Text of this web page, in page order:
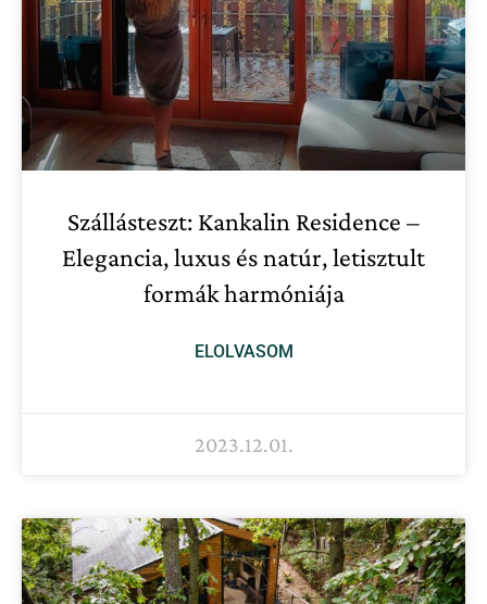
Szállásteszt: Kankalin Residence –
Elegancia, luxus és natúr, letisztult
formák harmóniája
ELOLVASOM
2023.12.01.